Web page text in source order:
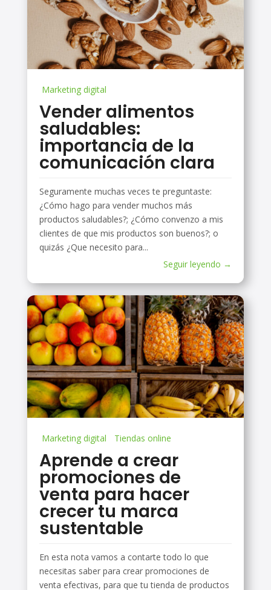
Marketing digital
Vender alimentos
saludables:
importancia de la
comunicación clara
Seguramente muchas veces te preguntaste:
¿Cómo hago para vender muchos más
productos saludables?; ¿Cómo convenzo a mis
clientes de que mis productos son buenos?; o
quizás ¿Que necesito para...
Seguir leyendo →
Marketing digital Tiendas online
Aprende a crear
promociones de
venta para hacer
crecer tu marca
sustentable
En esta nota vamos a contarte todo lo que
necesitas saber para crear promociones de
venta efectivas, para que tu tienda de productos